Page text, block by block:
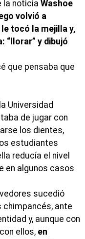
la noticia Washoe
volvió a
tocó la mejilla y,
“llorar” y dibujó
Universidad
de jugar con
los dientes,
estudiantes
reducía el nivel
en algunos casos
sucedió
chimpancés, ante
y, aunque con
ellos, en